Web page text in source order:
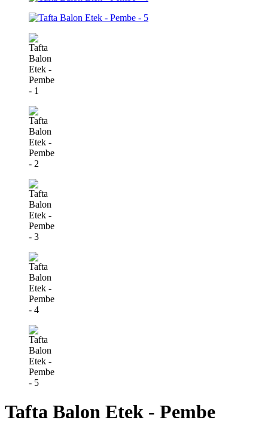
Tafta Balon Etek - Pembe